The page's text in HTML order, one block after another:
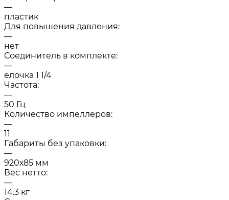
—
пластик
Для повышения давления:
—
нет
Соединитель в комплекте:
—
елочка 1 1/4
Частота:
—
50 Гц
Количество импеллеров:
—
11
Габариты без упаковки:
—
920х85 мм
Вес нетто:
—
14.3 кг